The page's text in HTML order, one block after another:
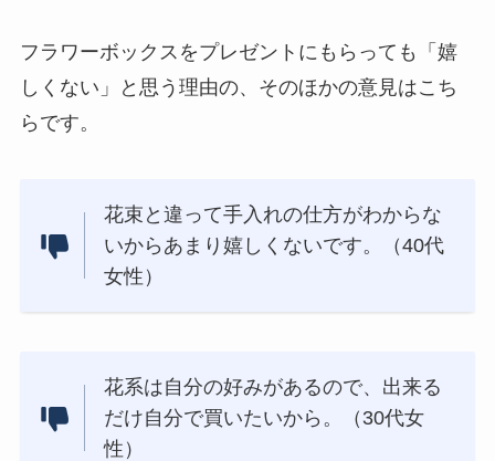
フラワーボックスをプレゼントにもらっても「嬉
しくない」と思う理由の、そのほかの意見はこち
らです。
花束と違って手入れの仕方がわからな
いからあまり嬉しくないです。（40代
女性）
花系は自分の好みがあるので、出来る
だけ自分で買いたいから。（30代女
性）